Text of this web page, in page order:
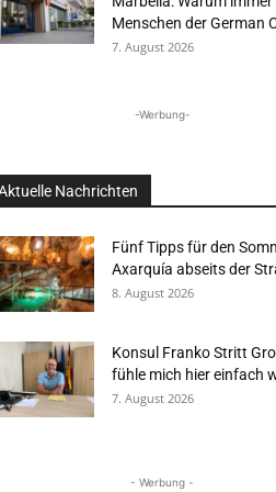
Menschen der German
7. August 2026
-Werbung-
Nachrichten
Fünf Tipps für den
Axarquía abseits der
8. August 2026
Konsul Franko Stritt
fühle mich hier einfach
7. August 2026
- Werbung -